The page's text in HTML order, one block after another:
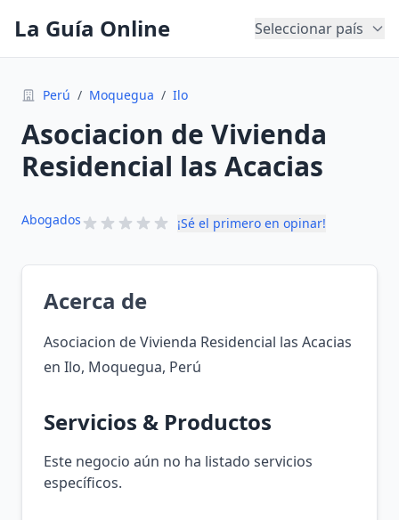
La Guía Online Seleccionar país
Perú / Moquegua / Ilo
Asociacion de Vivienda
Residencial las Acacias
Abogados ¡Sé el primero en opinar!
Acerca de
Asociacion de Vivienda Residencial las Acacias
en Ilo, Moquegua, Perú
Servicios & Productos
Este negocio aún no ha listado servicios
específicos.